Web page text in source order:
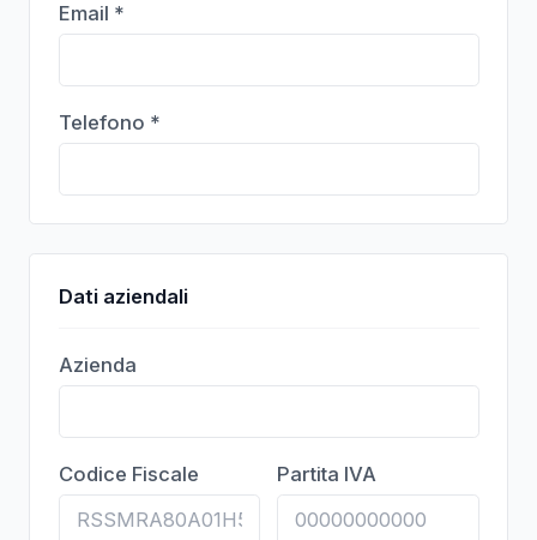
Email *
Telefono *
Dati aziendali
Azienda
Codice Fiscale Partita IVA